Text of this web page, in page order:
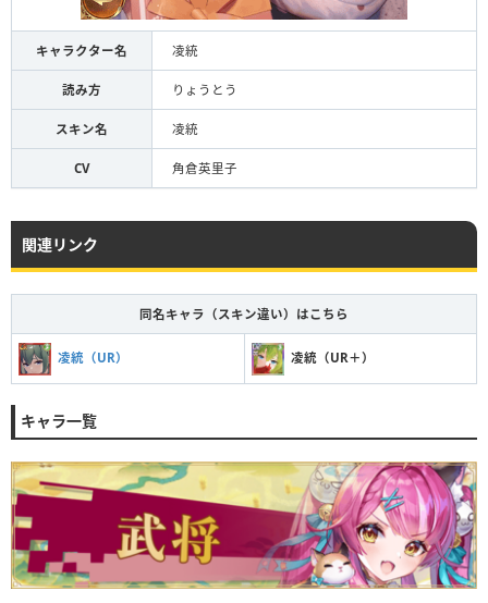
キャラクター名 凌統
読み方 りょうとう
スキン名 凌統
CV 角倉英里子
関連リンク
同名キャラ（スキン違い）はこちら
凌統（UR） 凌統（UR＋）
キャラ一覧